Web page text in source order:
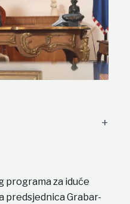
programa za iduće
Grabar-